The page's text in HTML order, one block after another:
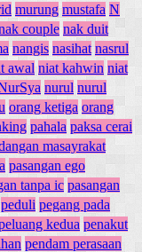
murung mustafa N
couple nak duit
nangis nasihat nasrul
awal niat kahwin niat
nurul nurul
orang ketiga orang
pahala paksa cerai
masayrakat
pasangan ego
tanpa ic pasangan
peduli pegang pada
kedua penakut
pendam perasaan